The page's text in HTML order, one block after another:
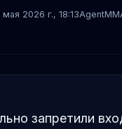
мая 2026 г., 18:13
запретили